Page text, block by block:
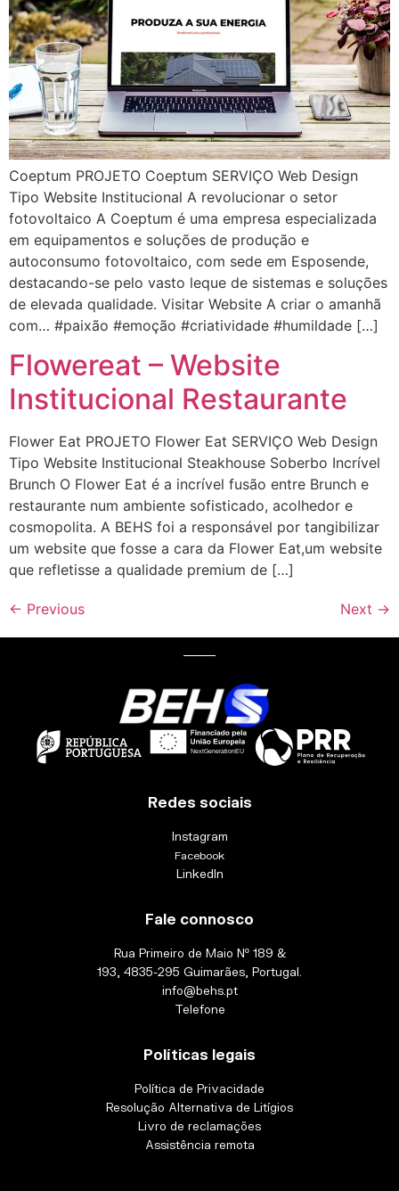
Coeptum PROJETO Coeptum SERVIÇO Web Design
Tipo Website Institucional A revolucionar o setor
fotovoltaico A Coeptum é uma empresa especializada
em equipamentos e soluções de produção e
autoconsumo fotovoltaico, com sede em Esposende,
destacando-se pelo vasto leque de sistemas e soluções
de elevada qualidade. Visitar Website A criar o amanhã
com… #paixão #emoção #criatividade #humildade […]
Flowereat – Website
Institucional Restaurante
Flower Eat PROJETO Flower Eat SERVIÇO Web Design
Tipo Website Institucional Steakhouse Soberbo Incrível
Brunch O Flower Eat é a incrível fusão entre Brunch e
restaurante num ambiente sofisticado, acolhedor e
cosmopolita. A BEHS foi a responsável por tangibilizar
um website que fosse a cara da Flower Eat,um website
que refletisse a qualidade premium de […]
← Previous Next →
Redes sociais
Instagram
Facebook
LinkedIn
Fale connosco
Rua Primeiro de Maio Nº 189 &
193, 4835-295 Guimarães, Portugal.
info@behs.pt
Telefone
Políticas legais
Política de Privacidade
Resolução Alternativa de Litígios
Livro de reclamações
Assistência remota